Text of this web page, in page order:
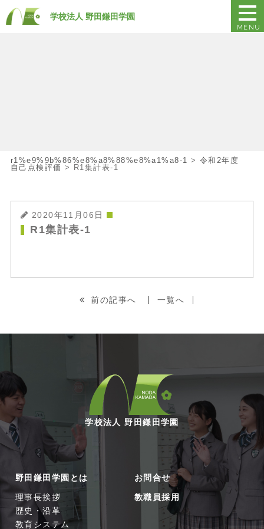
学校法人 野田鎌田学園
MENU
r1%e9%9b%86%e8%a8%88%e8%a1%a8-1 > 令和2年度
自己点検評価 > R1集計表-1
2020年11月06日
R1集計表-1
前の記事へ 一覧へ
学校法人 野田鎌田学園
野田鎌田学園とは
理事長挨拶
歴史・沿革
教育システム
お問合せ
教職員採用